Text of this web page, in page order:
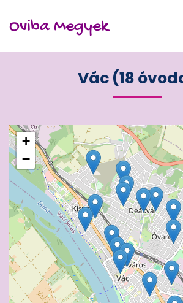
Oviba Megyek
Vác (18
+
−